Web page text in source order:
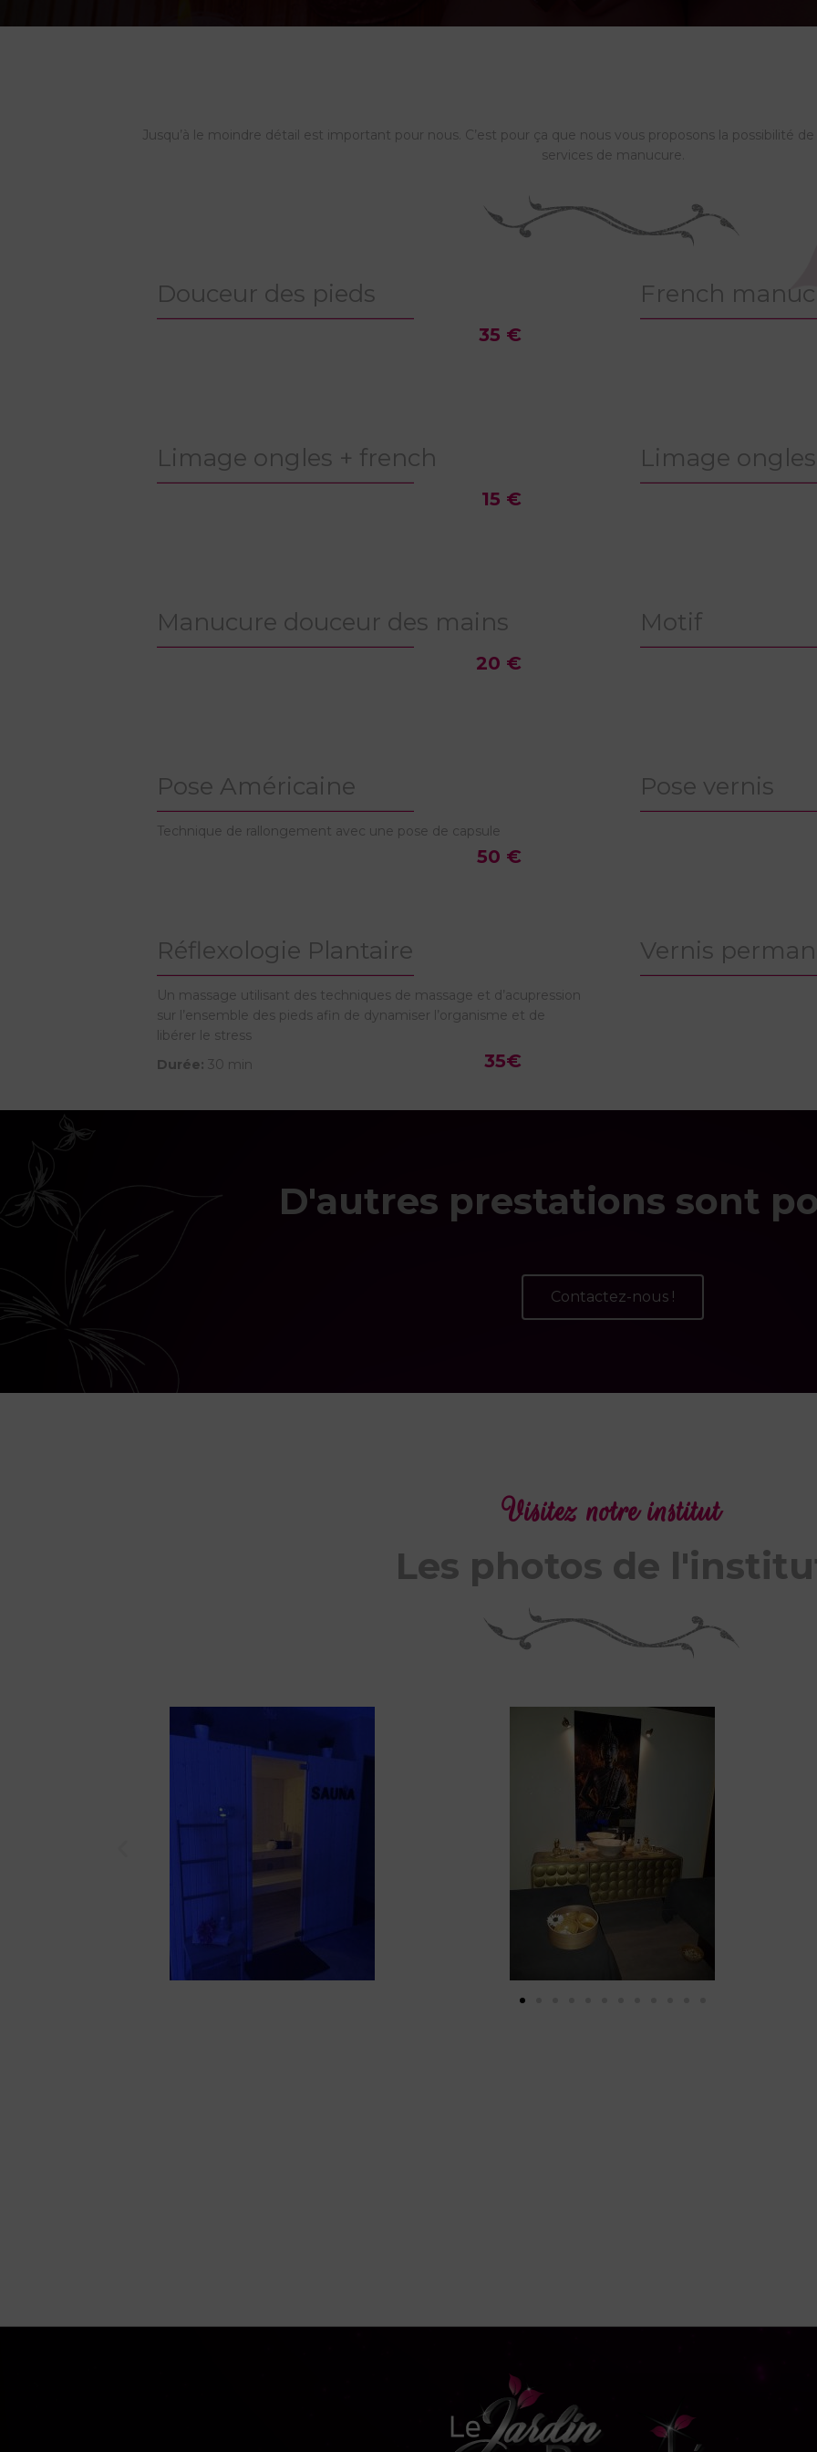
Jusqu’à le moindre détail est important pour nous. C’est pour ça que nous vous proposons la possibilité
services de manucure.
Douceur des pieds
35 €
French
Limage ongles + french
15 €
Limage
Manucure douceur des mains
20 €
Motif
Pose Américaine
Technique de rallongement avec une pose de capsule
50 €
Pose vernis
Réflexologie Plantaire
Un massage utilisant des techniques de massage et d’acupression
sur l’ensemble des pieds afin de dynamiser l’organisme et de
libérer le stress
Durée: 30 min 35€
Vernis
D'autres prestations sont
Contactez-nous !
Visitez notre institut
Les photos de